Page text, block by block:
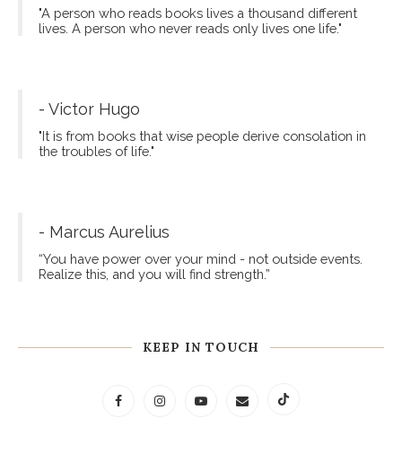
"A person who reads books lives a thousand different
lives. A person who never reads only lives one life."
- Victor Hugo
"It is from books that wise people derive consolation in
the troubles of life."
- Marcus Aurelius
“You have power over your mind - not outside events.
Realize this, and you will find strength.”
KEEP IN TOUCH